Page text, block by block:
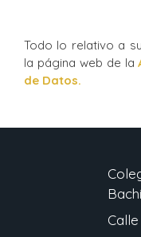
Todo lo relativo a
la página web de la
de Datos.